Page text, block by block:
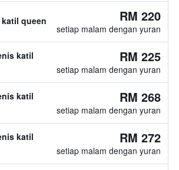
queen RM 220
setiap malam dengan yuran
katil
RM 225
setiap malam dengan yuran
katil
RM 268
setiap malam dengan yuran
katil
RM 272
setiap malam dengan yuran